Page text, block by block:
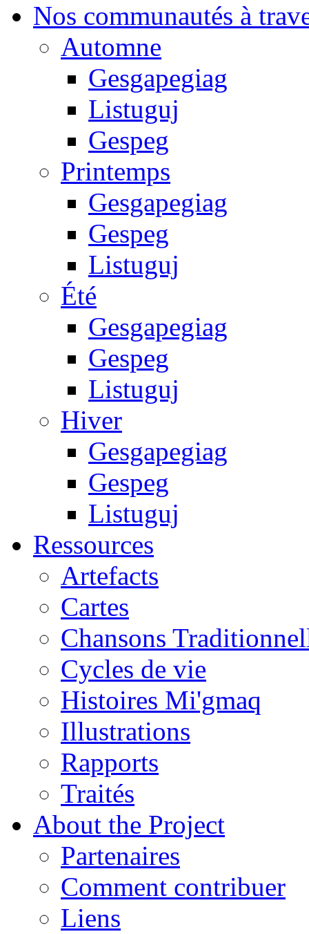
Nos communautés à
Automne
Gesgapegiag
Listuguj
Gespeg
Printemps
Gesgapegiag
Gespeg
Listuguj
Été
Gesgapegiag
Gespeg
Listuguj
Hiver
Gesgapegiag
Gespeg
Listuguj
Ressources
Artefacts
Cartes
Chansons
Cycles de vie
Histoires Mi'gmaq
Illustrations
Rapports
Traités
About the Project
Partenaires
Comment contribuer
Liens